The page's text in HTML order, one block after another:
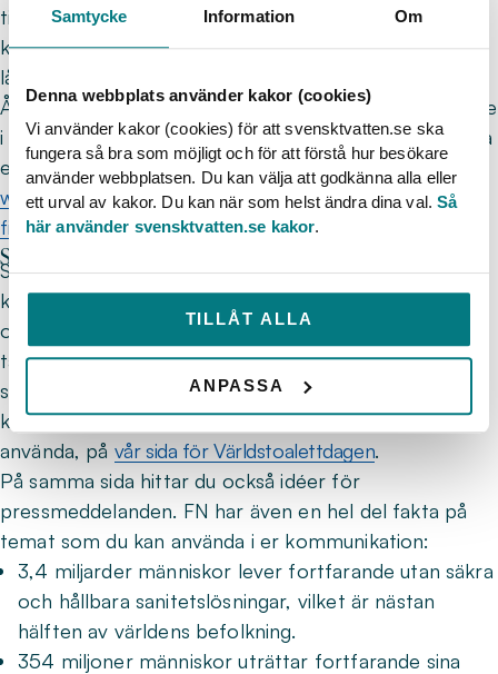
Samtycke Information Om
Denna webbplats använder kakor (cookies)
Vi använder kakor (cookies) för att svensktvatten.se ska
fungera så bra som möjligt och för att förstå hur besökare
använder webbplatsen. Du kan välja att godkänna alla eller
ett urval av kakor. Du kan när som helst ändra dina val.Så
här använder svensktvatten.se kakor.
TILLÅT ALLA
ANPASSA
tillgången till sanitet i takt med att utmaningar
kopplade till åldrande infrastruktur, ökad efterfrågan,
låga investeringar och klimatförändringar växer.
Årets kampanj, som koordineras av FN, äger rum både
i sociala kanaler under #WorldToiletDay och på fysiska
event. Du hittar mer information om detta på
www.worldtoiletday.org
och färdigtkampanjmaterial
finns här
.
Sluta fulspola!
Svenskt Vatten har sedan tidigare färdigt
kampanjmaterial att använda för kommuner och VA-
organisationer i anslutning till dagen. Där har vi inte
tagit fasta på bristen på toaletter utan på vad som
spolas ned i avloppet. Du hittar mer information om
kampanjen, tillsammans med material som är fritt att
använda, på vår sida för Världstoalettdagen.
På samma sida hittar du också idéer för
pressmeddelanden. FN har även en hel del fakta på
temat som du kan använda i er kommunikation:
3,4 miljarder människor lever fortfarande utan säkra
och hållbara sanitetslösningar, vilket är nästan
hälften av världens befolkning.
354 miljoner människor uträttar fortfarande sina